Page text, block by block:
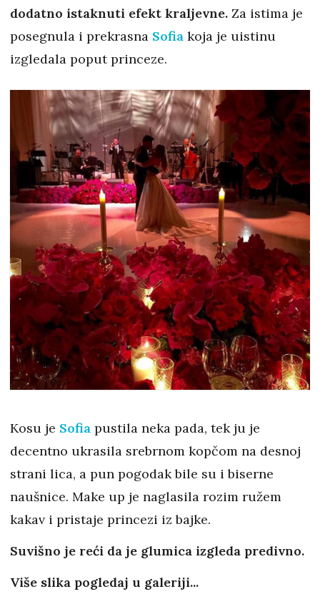
dodatno istaknuti efekt kraljevne. Za istima je
posegnula i prekrasna Sofia koja je uistinu
izgledala poput princeze.
Kosu je Sofia pustila neka pada, tek ju je
decentno ukrasila srebrnom kopčom na desnoj
strani lica, a pun pogodak bile su i biserne
naušnice. Make up je naglasila rozim ružem
kakav i pristaje princezi iz bajke.
Suvišno je reći da je glumica izgleda predivno.
Više slika pogledaj u galeriji...